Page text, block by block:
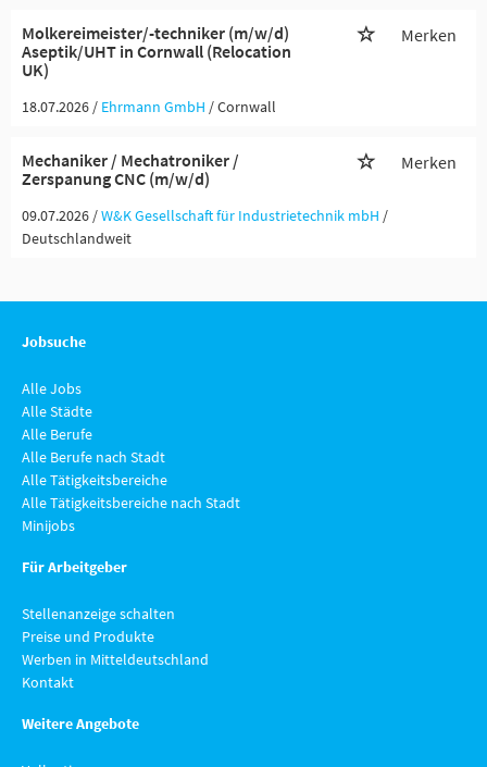
Molkereimeister/-techniker (m/w/d)
Aseptik/UHT in Cornwall (Relocation
UK)
Merken
18.07.2026 / Ehrmann GmbH / Cornwall
Mechaniker / Mechatroniker /
Zerspanung CNC (m/w/d)
Merken
09.07.2026 /W&K Gesellschaft für Industrietechnik mbH /
Deutschlandweit
Jobsuche
Alle Jobs
Alle Städte
Alle Berufe
Alle Berufe nach Stadt
Alle Tätigkeitsbereiche
Alle Tätigkeitsbereiche nach Stadt
Minijobs
Für Arbeitgeber
Stellenanzeige schalten
Preise und Produkte
Werben in Mitteldeutschland
Kontakt
Weitere Angebote